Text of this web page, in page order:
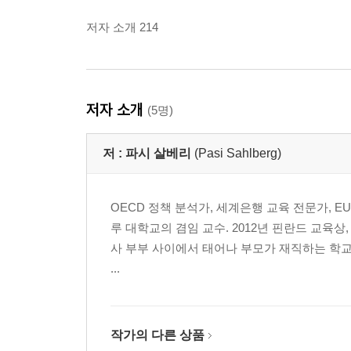
저자 소개 214
저자 소개 (5명)
저 : 파시 살베리 (Pasi Sahlberg)
OECD 정책 분석가, 세계은행 교육 전문가,
루 대학교의 겸임 교수. 2012년 핀란드 교육
사 부부 사이에서 태어나 부모가 재직하는 학
...
작가의 다른 상품